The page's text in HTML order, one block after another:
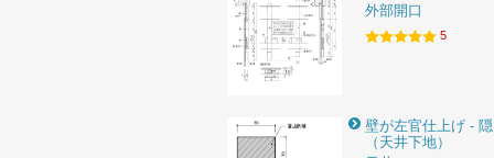
外部開口
5
壁が左官仕上げ -
（天井下地）